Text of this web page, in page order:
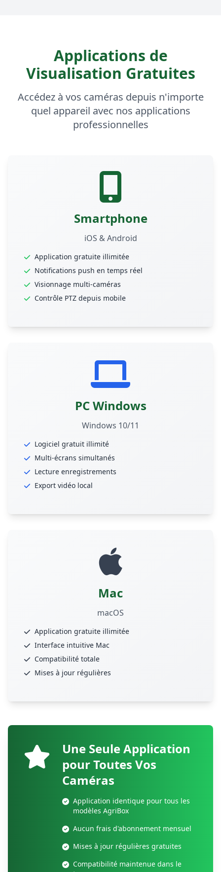
Applications de
Visualisation Gratuites
Accédez à vos caméras depuis n'importe
quel appareil avec nos applications
professionnelles
Smartphone
iOS & Android
Application gratuite illimitée
Notifications push en temps réel
Visionnage multi-caméras
Contrôle PTZ depuis mobile
PC Windows
Windows 10/11
Logiciel gratuit illimité
Multi-écrans simultanés
Lecture enregistrements
Export vidéo local
Mac
macOS
Application gratuite illimitée
Interface intuitive Mac
Compatibilité totale
Mises à jour régulières
Une Seule Application
pour Toutes Vos
Caméras
Application identique pour tous les
modèles AgriBox
Aucun frais d'abonnement mensuel
Mises à jour régulières gratuites
Compatibilité maintenue dans le